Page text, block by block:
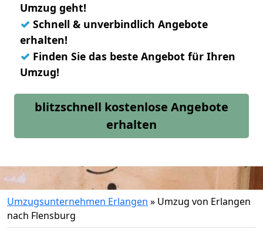
Umzug geht!
✓ Schnell & unverbindlich Angebote
erhalten!
✓ Finden Sie das beste Angebot für Ihren
Umzug!
blitzschnell kostenlose Angebote
erhalten
Umzugsunternehmen Erlangen » Umzug von Erlangen
nach Flensburg